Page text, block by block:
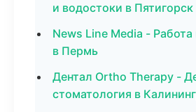
и водостоки в Пятигорск
News Line Media - Работа
в Пермь
Дентал Ortho Therapy -
стоматология в